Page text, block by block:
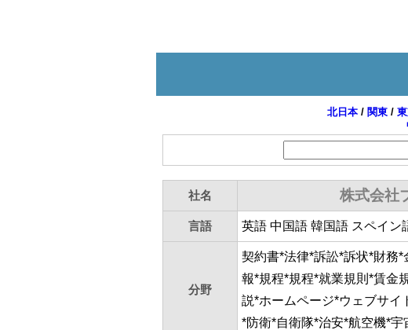
北日本/ 関東/
社名 株式会社
言語 英語 中国語 韓国語 スペイ
分野
契約書*法律*訴訟*訴状*財務
報*規程*規程*就業規則*賃金
説*ホームページ*ウェブサイ
*防衛*自衛隊*治安*航空機*